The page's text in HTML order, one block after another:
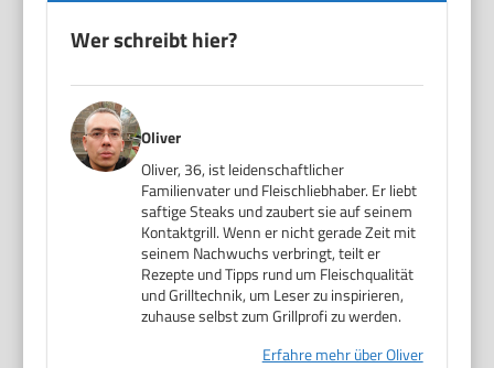
Wer schreibt hier?
Oliver
Oliver, 36, ist leidenschaftlicher
Familienvater und Fleischliebhaber. Er liebt
saftige Steaks und zaubert sie auf seinem
Kontaktgrill. Wenn er nicht gerade Zeit mit
seinem Nachwuchs verbringt, teilt er
Rezepte und Tipps rund um Fleischqualität
und Grilltechnik, um Leser zu inspirieren,
zuhause selbst zum Grillprofi zu werden.
Erfahre mehr über Oliver